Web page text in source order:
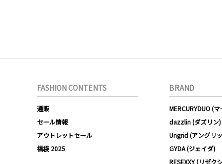
FASHION CONTENTS
通販
セール情報
アウトレットセール
福袋 2025
BRAND
MERCURYDUO (
dazzlin (ダズリン)
Ungrid (アングリ
GYDA (ジェイダ)
RESEXXY (リゼク